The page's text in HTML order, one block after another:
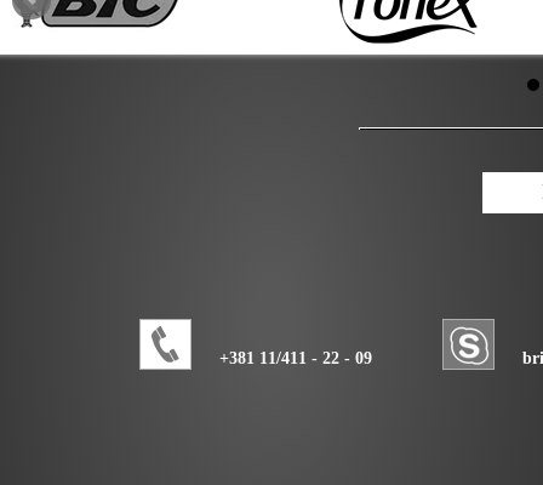
+381 11/411 - 22 - 09